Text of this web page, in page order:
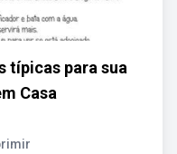
típicas para sua
Casa